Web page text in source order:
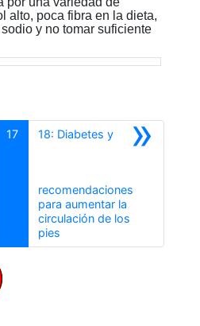
alto, poca fibra en la dieta,
y no tomar suficiente
17 »
18: Diabetes y
recomendaciones
para aumentar la
circulación de los
piesSiguiente